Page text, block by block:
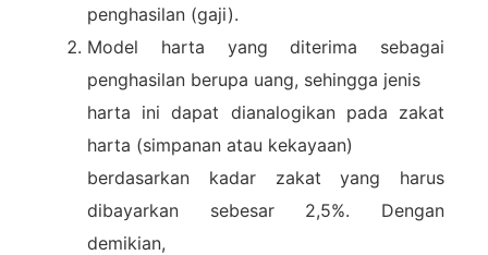
penghasilan (gaji).
Model harta yang diterima sebagai
penghasilan berupa uang, sehingga jenis
harta ini dapat dianalogikan pada zakat
harta (simpanan atau kekayaan)
berdasarkan kadar zakat yang harus
dibayarkan sebesar 2,5%. Dengan
demikian,